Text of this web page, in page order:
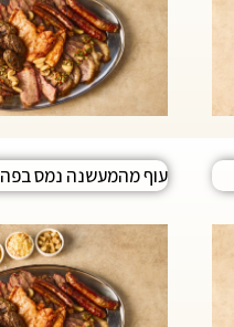
עוף מהמעשנה נמס בפה